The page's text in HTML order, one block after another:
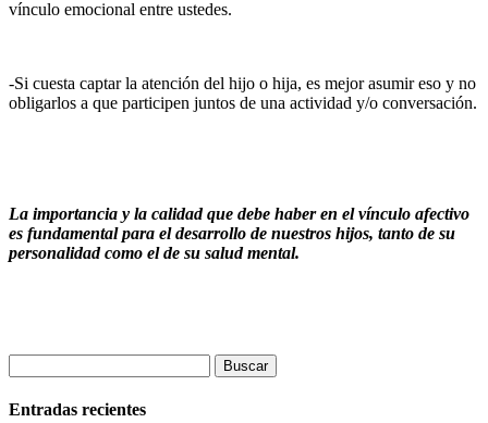
vínculo emocional entre ustedes.
-Si cuesta captar la atención del hijo o hija, es mejor asumir eso y no
obligarlos a que participen juntos de una actividad y/o conversación.
La importancia y la calidad que debe haber en el vínculo afectivo
es fundamental para el desarrollo de nuestros hijos, tanto de su
personalidad como el de su salud mental.
Entradas recientes